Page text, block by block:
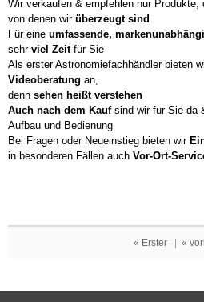
Wir verkaufen & empfehlen nur Produkte,
von denen wir überzeugt sind
Für eine umfassende,
sehr viel Zeitfür Sie
Als erster Astronomiefachhändler bieten
Videoberatung an,
denn sehen heißt verstehen
Auch nach dem Kaufsind wir für Sie da
Aufbau und Bedienung
Bei Fragen oder Neueinstieg bieten wir
in besonderen Fällen auch Vor-Ort-
« Erster «